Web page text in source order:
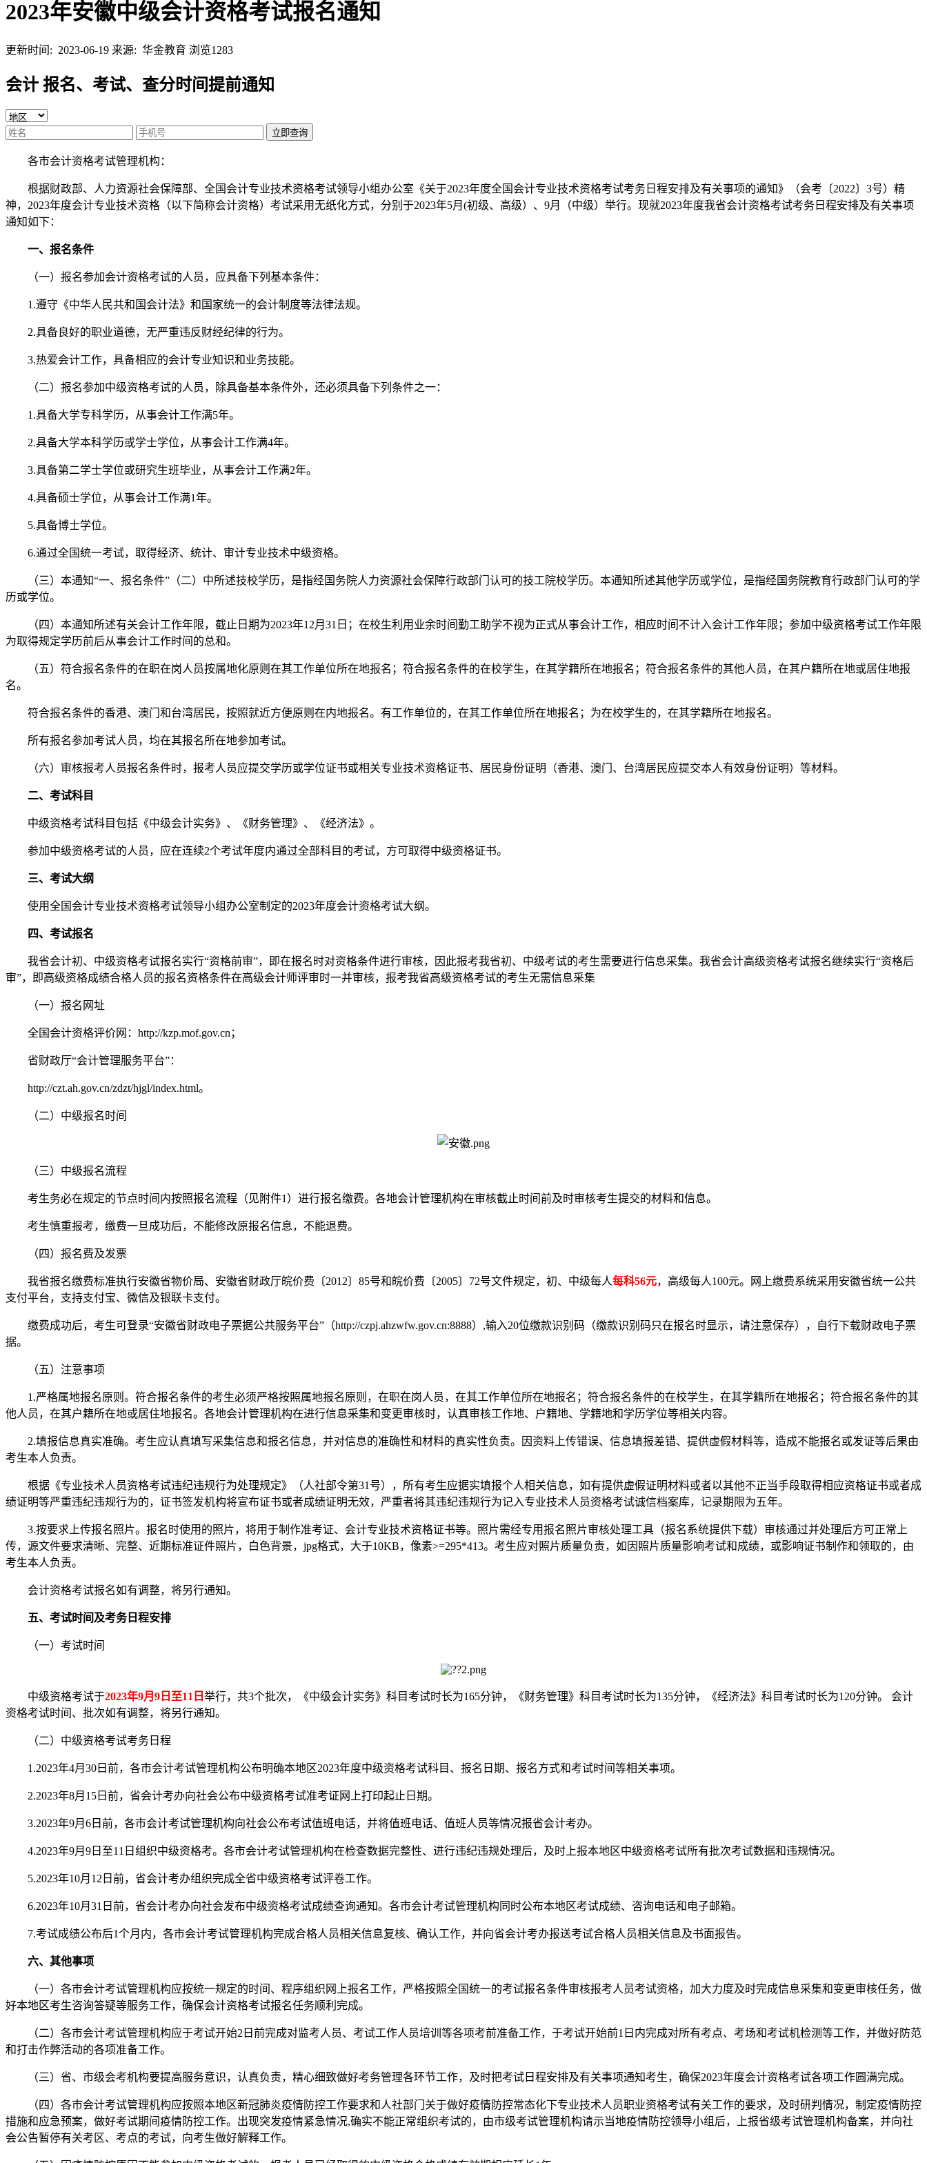
2023年安徽中级会计资格考试报名通知
更新时间: 2023-06-19 来源: 华金教育 浏览1283
会计 报名、考试、查分时间提前通知
立即查询
各市会计资格考试管理机构：
根据财政部、人力资源社会保障部、全国会计专业技术资格考试领导小组办公室《关于2023年度全国会计专业技术资格考试考务日程安排及有关事项的通知》（会考〔2022〕3号）精
神，2023年度会计专业技术资格（以下简称会计资格）考试采用无纸化方式，分别于2023年5月(初级、高级）、9月（中级）举行。现就2023年度我省会计资格考试考务日程安排及有关事项
通知如下：
一、报名条件
（一）报名参加会计资格考试的人员，应具备下列基本条件：
1.遵守《中华人民共和国会计法》和国家统一的会计制度等法律法规。
2.具备良好的职业道德，无严重违反财经纪律的行为。
3.热爱会计工作，具备相应的会计专业知识和业务技能。
（二）报名参加中级资格考试的人员，除具备基本条件外，还必须具备下列条件之一：
1.具备大学专科学历，从事会计工作满5年。
2.具备大学本科学历或学士学位，从事会计工作满4年。
3.具备第二学士学位或研究生班毕业，从事会计工作满2年。
4.具备硕士学位，从事会计工作满1年。
5.具备博士学位。
6.通过全国统一考试，取得经济、统计、审计专业技术中级资格。
（三）本通知“一、报名条件”（二）中所述技校学历，是指经国务院人力资源社会保障行政部门认可的技工院校学历。本通知所述其他学历或学位，是指经国务院教育行政部门认可的学
历或学位。
（四）本通知所述有关会计工作年限，截止日期为2023年12月31日；在校生利用业余时间勤工助学不视为正式从事会计工作，相应时间不计入会计工作年限；参加中级资格考试工作年限
为取得规定学历前后从事会计工作时间的总和。
（五）符合报名条件的在职在岗人员按属地化原则在其工作单位所在地报名；符合报名条件的在校学生，在其学籍所在地报名；符合报名条件的其他人员，在其户籍所在地或居住地报
名。
符合报名条件的香港、澳门和台湾居民，按照就近方便原则在内地报名。有工作单位的，在其工作单位所在地报名；为在校学生的，在其学籍所在地报名。
所有报名参加考试人员，均在其报名所在地参加考试。
（六）审核报考人员报名条件时，报考人员应提交学历或学位证书或相关专业技术资格证书、居民身份证明（香港、澳门、台湾居民应提交本人有效身份证明）等材料。
二、考试科目
中级资格考试科目包括《中级会计实务》、《财务管理》、《经济法》。
参加中级资格考试的人员，应在连续2个考试年度内通过全部科目的考试，方可取得中级资格证书。
三、考试大纲
使用全国会计专业技术资格考试领导小组办公室制定的2023年度会计资格考试大纲。
四、考试报名
我省会计初、中级资格考试报名实行“资格前审”，即在报名时对资格条件进行审核，因此报考我省初、中级考试的考生需要进行信息采集。我省会计高级资格考试报名继续实行“资格后
审”，即高级资格成绩合格人员的报名资格条件在高级会计师评审时一并审核，报考我省高级资格考试的考生无需信息采集
（一）报名网址
全国会计资格评价网：http://kzp.mof.gov.cn；
省财政厅“会计管理服务平台”：
http://czt.ah.gov.cn/zdzt/hjgl/index.html。
（二）中级报名时间
（三）中级报名流程
考生务必在规定的节点时间内按照报名流程（见附件1）进行报名缴费。各地会计管理机构在审核截止时间前及时审核考生提交的材料和信息。
考生慎重报考，缴费一旦成功后，不能修改原报名信息，不能退费。
（四）报名费及发票
我省报名缴费标准执行安徽省物价局、安徽省财政厅皖价费〔2012〕85号和皖价费〔2005〕72号文件规定，初、中级每人每科56元，高级每人100元。网上缴费系统采用安徽省统一公共
支付平台，支持支付宝、微信及银联卡支付。
缴费成功后，考生可登录“安徽省财政电子票据公共服务平台”（http://czpj.ahzwfw.gov.cn:8888）,输入20位缴款识别码（缴款识别码只在报名时显示，请注意保存），自行下载财政电子票
据。
（五）注意事项
1.严格属地报名原则。符合报名条件的考生必须严格按照属地报名原则，在职在岗人员，在其工作单位所在地报名；符合报名条件的在校学生，在其学籍所在地报名；符合报名条件的其
他人员，在其户籍所在地或居住地报名。各地会计管理机构在进行信息采集和变更审核时，认真审核工作地、户籍地、学籍地和学历学位等相关内容。
2.填报信息真实准确。考生应认真填写采集信息和报名信息，并对信息的准确性和材料的真实性负责。因资料上传错误、信息填报差错、提供虚假材料等，造成不能报名或发证等后果由
考生本人负责。
根据《专业技术人员资格考试违纪违规行为处理规定》（人社部令第31号），所有考生应据实填报个人相关信息，如有提供虚假证明材料或者以其他不正当手段取得相应资格证书或者成
绩证明等严重违纪违规行为的，证书签发机构将宣布证书或者成绩证明无效，严重者将其违纪违规行为记入专业技术人员资格考试诚信档案库，记录期限为五年。
3.按要求上传报名照片。报名时使用的照片，将用于制作准考证、会计专业技术资格证书等。照片需经专用报名照片审核处理工具（报名系统提供下载）审核通过并处理后方可正常上
传，源文件要求清晰、完整、近期标准证件照片，白色背景，jpg格式，大于10KB，像素>=295*413。考生应对照片质量负责，如因照片质量影响考试和成绩，或影响证书制作和领取的，由
考生本人负责。
会计资格考试报名如有调整，将另行通知。
五、考试时间及考务日程安排
（一）考试时间
中级资格考试于2023年9月9日至11日 举行，共3个批次，《中级会计实务》科目考试时长为165分钟，《财务管理》科目考试时长为135分钟，《经济法》科目考试时长为120分钟。 会计
资格考试时间、批次如有调整，将另行通知。
（二）中级资格考试考务日程
1.2023年4月30日前，各市会计考试管理机构公布明确本地区2023年度中级资格考试科目、报名日期、报名方式和考试时间等相关事项。
2.2023年8月15日前，省会计考办向社会公布中级资格考试准考证网上打印起止日期。
3.2023年9月6日前，各市会计考试管理机构向社会公布考试值班电话，并将值班电话、值班人员等情况报省会计考办。
4.2023年9月9日至11日组织中级资格考。各市会计考试管理机构在检查数据完整性、进行违纪违规处理后，及时上报本地区中级资格考试所有批次考试数据和违规情况。
5.2023年10月12日前，省会计考办组织完成全省中级资格考试评卷工作。
6.2023年10月31日前，省会计考办向社会发布中级资格考试成绩查询通知。各市会计考试管理机构同时公布本地区考试成绩、咨询电话和电子邮箱。
7.考试成绩公布后1个月内，各市会计考试管理机构完成合格人员相关信息复核、确认工作，并向省会计考办报送考试合格人员相关信息及书面报告。
六、其他事项
（一）各市会计考试管理机构应按统一规定的时间、程序组织网上报名工作，严格按照全国统一的考试报名条件审核报考人员考试资格，加大力度及时完成信息采集和变更审核任务，做
好本地区考生咨询答疑等服务工作，确保会计资格考试报名任务顺利完成。
（二）各市会计考试管理机构应于考试开始2日前完成对监考人员、考试工作人员培训等各项考前准备工作，于考试开始前1日内完成对所有考点、考场和考试机检测等工作，并做好防范
和打击作弊活动的各项准备工作。
（三）省、市级会考机构要提高服务意识，认真负责，精心细致做好考务管理各环节工作，及时把考试日程安排及有关事项通知考生，确保2023年度会计资格考试各项工作圆满完成。
（四）各市会计考试管理机构应按照本地区新冠肺炎疫情防控工作要求和人社部门关于做好疫情防控常态化下专业技术人员职业资格考试有关工作的要求，及时研判情况，制定疫情防控
措施和应急预案，做好考试期间疫情防控工作。出现突发疫情紧急情况,确实不能正常组织考试的，由市级考试管理机构请示当地疫情防控领导小组后，上报省级考试管理机构备案，并向社
会公告暂停有关考区、考点的考试，向考生做好解释工作。